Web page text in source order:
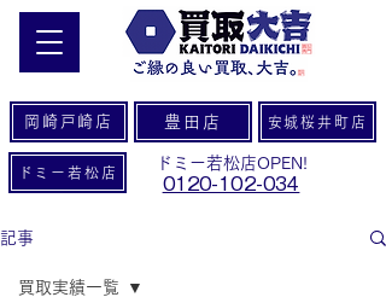
岡崎戸崎店 豊田店 安城桜井町店
ドミー若松店
ドミー若松店OPEN!
0120-102-034
記事
買取実績一覧